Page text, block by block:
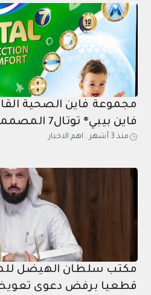
مجموعة فاين الصحية
فاين بيبي®
لحماية الأطفال وراحة البال
منذ 3 أشهر . اهم الاخبار
مكتب سلطان الهيضل